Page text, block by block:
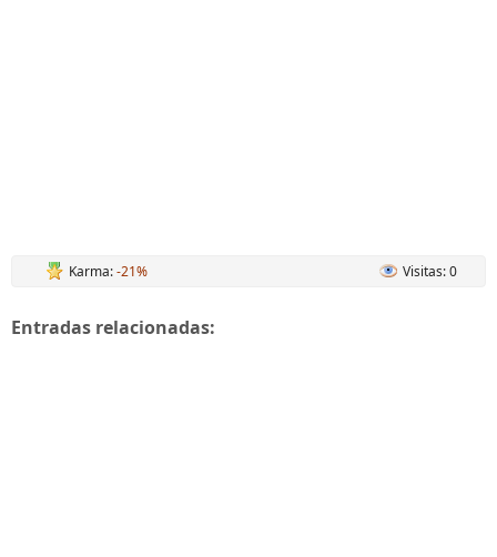
Karma:-21% Visitas: 0
Entradas relacionadas: